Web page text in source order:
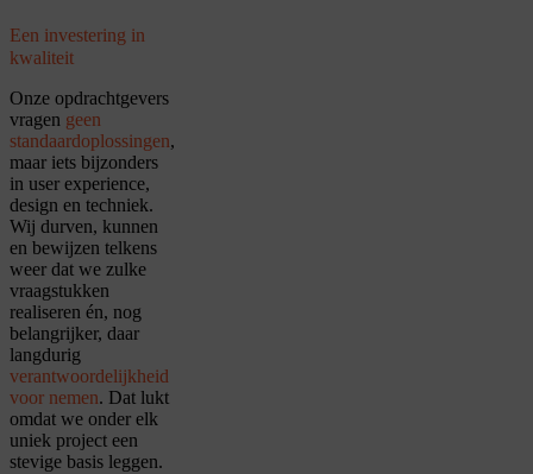
Een investering in
kwaliteit
Onze opdrachtgevers
vragen geen
standaardoplossingen,
maar iets bijzonders
in user experience,
design en techniek.
Wij durven, kunnen
en bewijzen telkens
weer dat we zulke
vraagstukken
realiseren én, nog
belangrijker, daar
langdurig
verantwoordelijkheid
voor nemen. Dat lukt
omdat we onder elk
uniek project een
stevige basis leggen.